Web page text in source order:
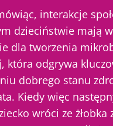
interakcje
dzieciństwie mają
dla tworzenia
która odgrywa
dobrego stanu
Kiedy więc
wróci ze żłobka
Biocodex
i
Jogurty –
wspaniali
jelitowego
Jogurt,
czy skyr –